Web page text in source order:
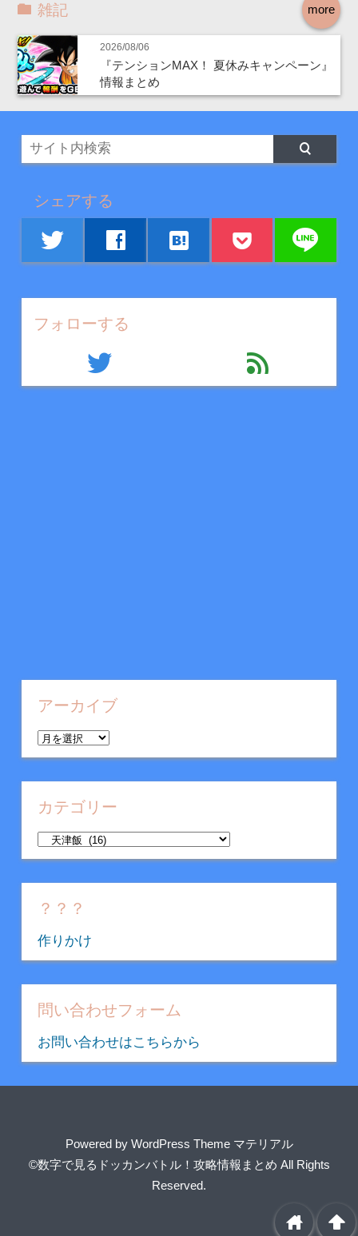
more
雑記
2026/08/06
『テンションMAX！ 夏休みキャンペーン』
情報まとめ
シェアする
twitter facebook hatenabookmark line
フォローする
twitter feed
アーカイブ
ア
ー
カ
イ
カテゴリー
テ
ゴ
リ
？？？
作りかけ
問い合わせフォーム
お問い合わせはこちらから
Powered by WordPress Theme マテリアル
©数字で見るドッカンバトル！攻略情報まとめ All Rights
Reserved.
arrowup
home